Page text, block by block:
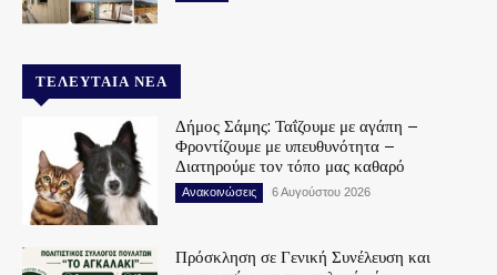
ΤΕΛΕΥΤΑΊΑ ΝΈΑ
Δήμος Σάμης: Ταΐζουμε με αγάπη –
Φροντίζουμε με υπευθυνότητα –
Διατηρούμε τον τόπο μας καθαρό
Ανακοινώσεις 6 Αυγούστου 2026
Πρόσκληση σε Γενική Συνέλευση και